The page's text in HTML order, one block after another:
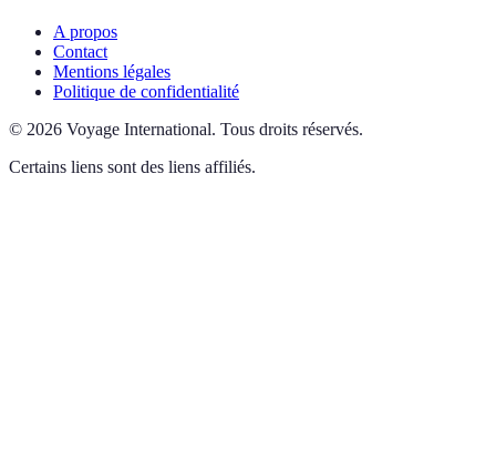
A propos
Contact
Mentions légales
Politique de confidentialité
© 2026 Voyage International. Tous droits réservés.
Certains liens sont des liens affiliés.